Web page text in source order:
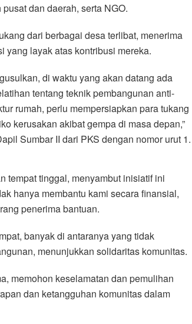
dan daerah, serta NGO.
dari berbagai desa terlibat, menerima
yang layak atas kontribusi mereka.
di waktu yang akan datang ada
tentang teknik pembangunan anti-
rumah, perlu mempersiapkan para tukang
kerusakan akibat gempa di masa depan,”
Sumbar II dari PKS dengan nomor urut 1.
tempat tinggal, menyambut inisiatif ini
hanya membantu kami secara finansial,
penerima bantuan.
banyak di antaranya yang tidak
menunjukkan solidaritas komunitas.
memohon keselamatan dan pemulihan
dan ketangguhan komunitas dalam